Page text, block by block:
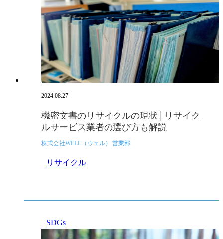
2024.08.27
機密文書のリサイクルの現状│リサイク
ルサービス業者の選び方も解説
株式会社WELL（ウェル） 営業部
リサイクル
SDGs